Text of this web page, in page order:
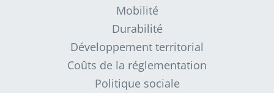
Mobilité
Durabilité
Développement territorial
Coûts de la réglementation
Politique sociale